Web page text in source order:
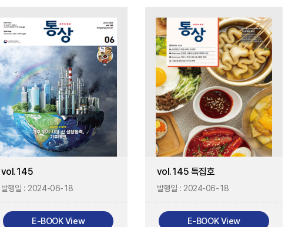
vol.145
발행일 : 2024-06-18
E-BOOK View
vol.145 특집호
발행일 : 2024-06-18
E-BOOK View